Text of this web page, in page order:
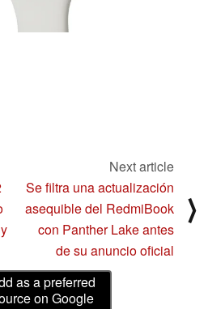
Next article
Se filtra una actualización
asequible del RedmiBook
con Panther Lake antes
de su anuncio oficial
⟩
as a preferred
on Google